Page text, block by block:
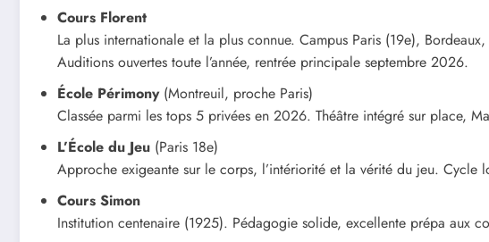
Cours Florent
La plus internationale et la plus connue. Campus Paris (19e),
Auditions ouvertes toute l’année, rentrée principale septembre 2026.
École Périmony(Montreuil, proche Paris)
Classée parmi les tops 5 privées en 2026. Théâtre intégré sur place,
L’École du Jeu (Paris 18e)
Approche exigeante sur le corps, l’intériorité et la vérité du jeu.
Cours Simon
Institution centenaire (1925). Pédagogie solide, excellente prépa aux